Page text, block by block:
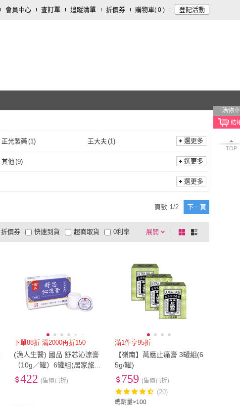
會員中心 查訂單 追蹤清單 折價券 購物車( 0 ) 登記活動
購物車
TOP
正光製藥(1) 王大夫(1) 選更多
其他 (9) 選更多
選更多
頁數 1/2 下一頁
展開
折價券
有影片
商品有量 電視購物
快速到貨 超商取貨 0利率
棋
盤
列
下單88折 滿2000再折150
(漁人生醫) 國品 舒芯沁涼膏
（10g／罐）6罐組(居家旅
行．常備良藥)
422 (售價已折)
滿1件享95折
【嶺南】萬應止痛膏 3罐組(6
5g/罐)
總銷量>100
759 (售價已折)
(20)